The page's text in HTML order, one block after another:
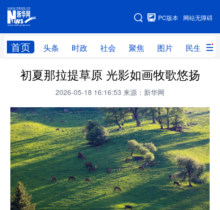
网站无障碍
PC版本
首页 头条 时政 社会 聚焦 图片 民生
网站地图
头条 时政 社会 聚焦
民生 访谈
访惠聚 专题 服务 援疆
云游新疆 云端悦读 云看书画 光影新疆
人事频道 融媒体联播 廉政频道 新华视角看新疆
地方频道
初夏那拉提草原 光影如画牧歌悠扬
2026-05-18 16:16:53 来源：新华网